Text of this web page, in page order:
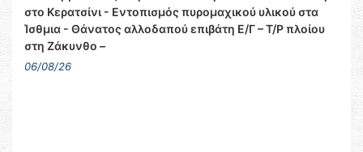
στο Κερατσίνι - Εντοπισμός πυρομαχικού υλικού στα
Ίσθμια - Θάνατος αλλοδαπού επιβάτη Ε/Γ – Τ/Ρ πλοίου
στη Ζάκυνθο –
06/08/26